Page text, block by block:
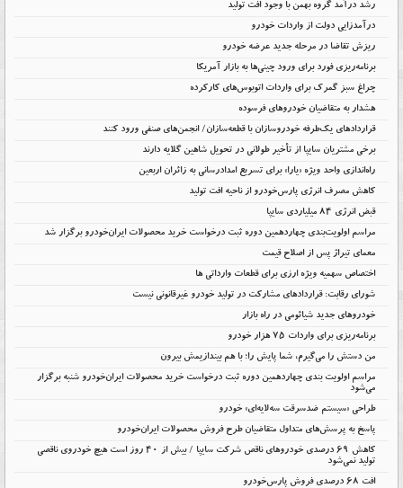
رشد درآمد گروه بهمن با وجود افت تولید
درآمدزایی دولت از واردات خودرو
ریزش تقاضا در مرحله جدید عرضه خودرو
برنامه‌ریزی فورد برای ورود چینی‌ها به بازار آمریکا
چراغ سبز گمرک برای واردات اتوبوس‌های کارکرده
هشدار به متقاضیان خودروهای فرسوده
قراردادهای یک‌طرفه خودروسازان با قطعه‌سازان/ انجمن‌های صنفی ورود کنند
برخی مشتریان سایپا از تأخیر طولانی در تحویل شاهین گلایه دارند
راه‌اندازی واحد ویژه «یارا» برای تسریع امدادرسانی به زائران اربعین
کاهش مصرف انرژی پارس‌خودرو از ناحیه افت تولید
قبض انرژی ۸۴ میلیاردی سایپا
مراسم اولویت‌بندی چهاردهمین دوره ثبت درخواست خرید محصولات ایران‌خودرو برگزار شد
معمای تیراژ پس از اصلاح قیمت
اختصاص سهمیه ویژه ارزی برای قطعات وارداتی ها
شورای رقابت: قراردادهای مشارکت در تولید خودرو غیرقانونی نیست
خودروهای جدید شیائومی در راه بازار
برنامه‌ریزی برای واردات ۷۵ هزار خودرو
من دستش را می‌گیرم، شما پایش را؛ با هم بیندازیمش بیرون
مراسم اولویت بندی چهاردهمین دوره ثبت درخواست خرید محصولات ایران‌خودرو شنبه برگزار
می‌شود
طراحی «سیستم ضدسرقت سه‌لایه‌ای» خودرو
پاسخ به پرسش‌های متداول متقاضیان طرح فروش محصولات ایران‌خودرو
کاهش ۶۹ درصدی خودروهای ناقص شرکت سایپا / بیش از ۴۰ روز است هیچ خودروی ناقصی
تولید نمی‌شود
افت 68 درصدی فروش پارس‌خودرو